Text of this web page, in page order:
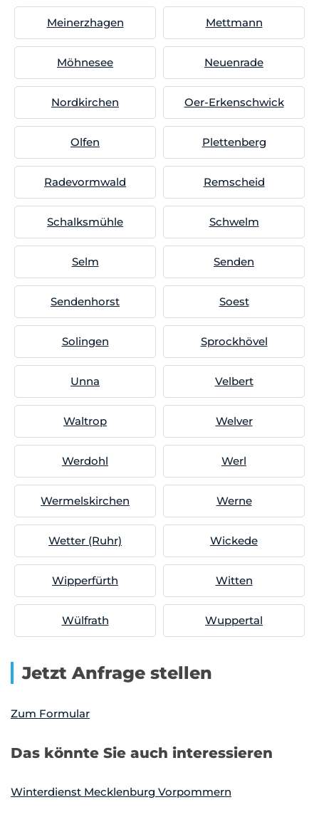
Meinerzhagen Mettmann
Möhnesee Neuenrade
Nordkirchen Oer-Erkenschwick
Olfen Plettenberg
Radevormwald Remscheid
Schalksmühle Schwelm
Selm Senden
Sendenhorst Soest
Solingen Sprockhövel
Unna Velbert
Waltrop Welver
Werdohl Werl
Wermelskirchen Werne
Wetter (Ruhr) Wickede
Wipperfürth Witten
Wülfrath Wuppertal
Jetzt Anfrage stellen
Zum Formular
Das könnte Sie auch interessieren
Winterdienst Mecklenburg Vorpommern